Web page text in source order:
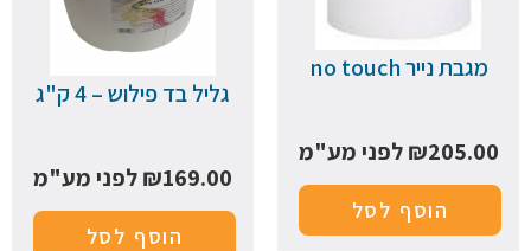
מגבת נייר no touch
₪205.00 לפני מע"מ
הוסף לסל
גליל בד פילוש – 4 ק"ג
₪169.00 לפני מע"מ
הוסף לסל